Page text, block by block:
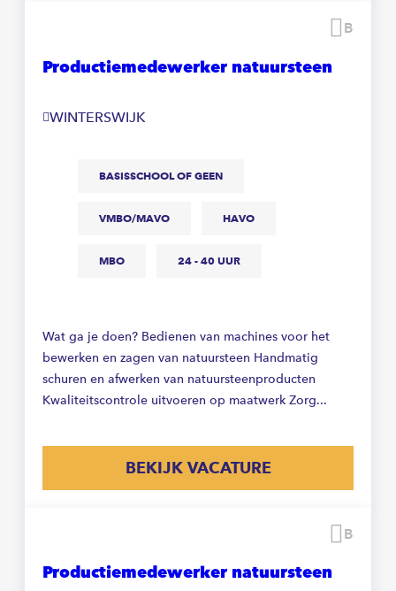
Productiemedewerker natuursteen
WINTERSWIJK
BASISSCHOOL OF GEEN
VMBO/MAVO HAVO
MBO 24 - 40 UUR
Wat ga je doen? Bedienen van machines voor het
bewerken en zagen van natuursteen Handmatig
schuren en afwerken van natuursteenproducten
Kwaliteitscontrole uitvoeren op maatwerk Zorg...
BEKIJK VACATURE
Productiemedewerker natuursteen